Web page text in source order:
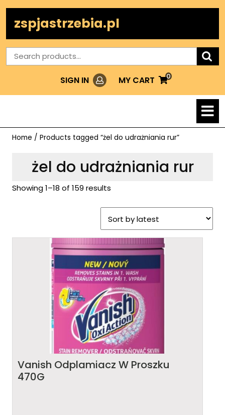
contentzspjastrzebia.pl
Search
for:
SIGN IN LoginMY CART
MY
0
Home / Products tagged “żel do udrażniania rur”
żel do udrażniania rur
Showing 1–18 of 159 results
Vanish Odplamiacz W Proszku
470G